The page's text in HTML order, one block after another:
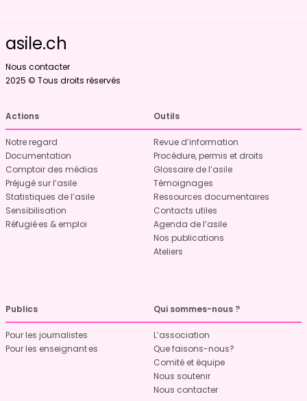
asile.ch
Nous contacter
2025 © Tous droits réservés
Actions
Notre regard
Documentation
Comptoir des médias
Préjugé sur l’asile
Statistiques de l’asile
Sensibilisation
Réfugié·es & emploi
Outils
Revue d’information
Procédure, permis et droits
Glossaire de l’asile
Témoignages
Ressources documentaires
Contacts utiles
Agenda de l’asile
Nos publications
Ateliers
Publics
Pour les journalistes
Pour les enseignant·es
Qui sommes-nous ?
L’association
Que faisons-nous?
Comité et équipe
Nous soutenir
Nous contacter